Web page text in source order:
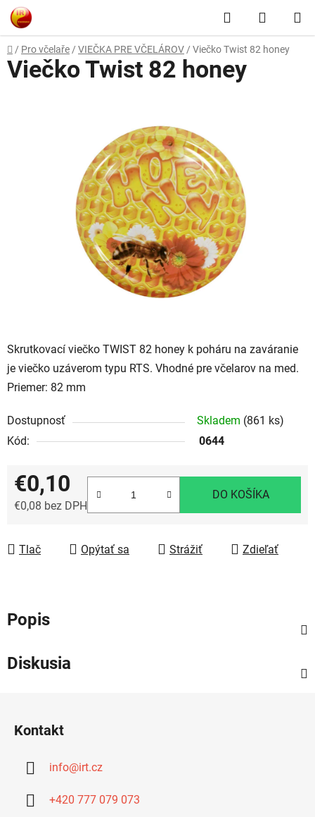
Prejsť
na
obsah
Hľadať
KOŠÍK
Domov
/ Pro včelaře / VIEČKA PRE VČELÁROV / Viečko Twist 82 honey
Skrutkovací viečko TWIST 82 honey k poháru na zaváranie
je viečko uzáverom typu RTS. Vhodné pre včelarov na med.
Priemer: 82 mm
Dostupnosť Skladem (861 ks)
Kód:
0644
€0,10
€0,08 bez DPH
DO KOŠÍKA
Tlač Opýtať sa Strážiť Zdieľať
Viečko Twist 82 honey
Popis
Diskusia
Kontakt
info@irt.cz
+420 777 079 073